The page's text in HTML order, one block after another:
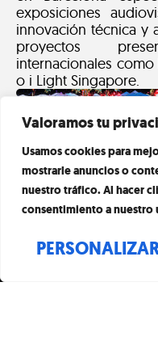
Valoramos tu
Usamos cookies para
mostrarle anuncios o
nuestro tráfico. Al hacer
consentimiento a nuestro
exposiciones
innovación técnica y
proyectos
internacionales como
o i Light Singapore.
VISITA
EVENTOS
ARTE Y
ARTISTAS